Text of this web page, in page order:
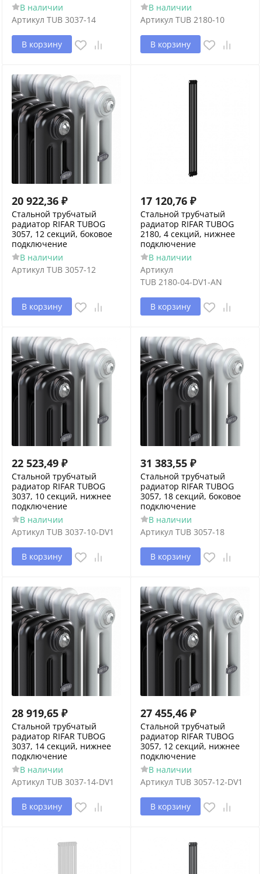
В наличии
Артикул TUB 3037-14
В корзину
В наличии
Артикул TUB 2180-10
В корзину
20 922,36 ₽
Стальной трубчатый
радиатор RIFAR TUBOG
3057, 12 секций, боковое
подключение
В наличии
Артикул TUB 3057-12
В корзину
17 120,76 ₽
Стальной трубчатый
радиатор RIFAR TUBOG
2180, 4 секций, нижнее
подключение
В наличии
Артикул
TUB 2180-04-DV1-AN
В корзину
22 523,49 ₽
Стальной трубчатый
радиатор RIFAR TUBOG
3037, 10 секций, нижнее
подключение
В наличии
Артикул TUB 3037-10-DV1
В корзину
31 383,55 ₽
Стальной трубчатый
радиатор RIFAR TUBOG
3057, 18 секций, боковое
подключение
В наличии
Артикул TUB 3057-18
В корзину
28 919,65 ₽
Стальной трубчатый
радиатор RIFAR TUBOG
3037, 14 секций, нижнее
подключение
В наличии
Артикул TUB 3037-14-DV1
В корзину
27 455,46 ₽
Стальной трубчатый
радиатор RIFAR TUBOG
3057, 12 секций, нижнее
подключение
В наличии
Артикул TUB 3057-12-DV1
В корзину